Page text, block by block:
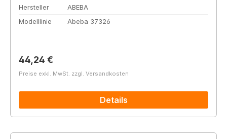
Hersteller
ABEBA
Modelllinie
Abeba 37326
Regulärer Preis:
44,24 €
Preise exkl. MwSt. zzgl. Versandkosten
Details